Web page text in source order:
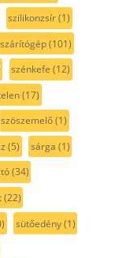
szilikonzsír(1)
szárítógép(101)
szénkefe (12)
(17)
szöszemelő(1)
(5) sárga (1)
(34)
(22)
sütőedény(1)